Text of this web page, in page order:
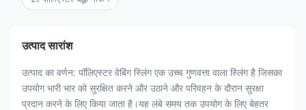
उत्पाद सारांश
उत्पाद का वर्णन: पॉलिएस्टर वेबिंग स्लिंग एक उच्च गुणवत्ता वाला स्लिंग है जिसका
उपयोग भारी भार को सुरक्षित करने और उठाने और परिवहन के दौरान सुरक्षा
प्रदान करने के लिए किया जाता है।यह लंबे समय तक उपयोग के लिए बेहतर